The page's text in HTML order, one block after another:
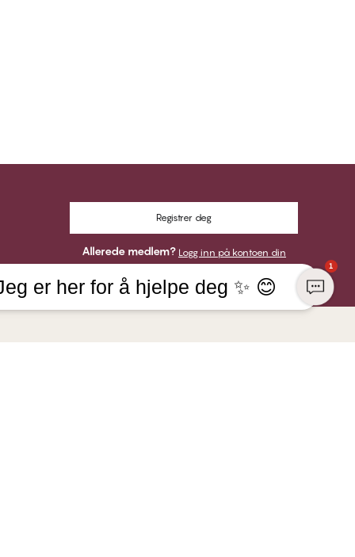
Registrer deg
Allerede medlem? Logg inn på kontoen din
1
er her for å hjelpe deg ✨ 😊